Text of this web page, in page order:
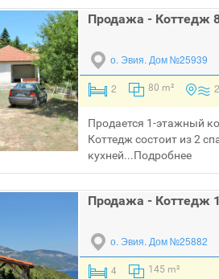
Продажа - Коттедж
о. Эвия. Дом №25939
2 80 m²
Продается 1-этажный
Коттедж состоит из 2
кухней...Подробнее
Продажа - Коттедж
о. Эвия. Дом №25882
4 145 m²